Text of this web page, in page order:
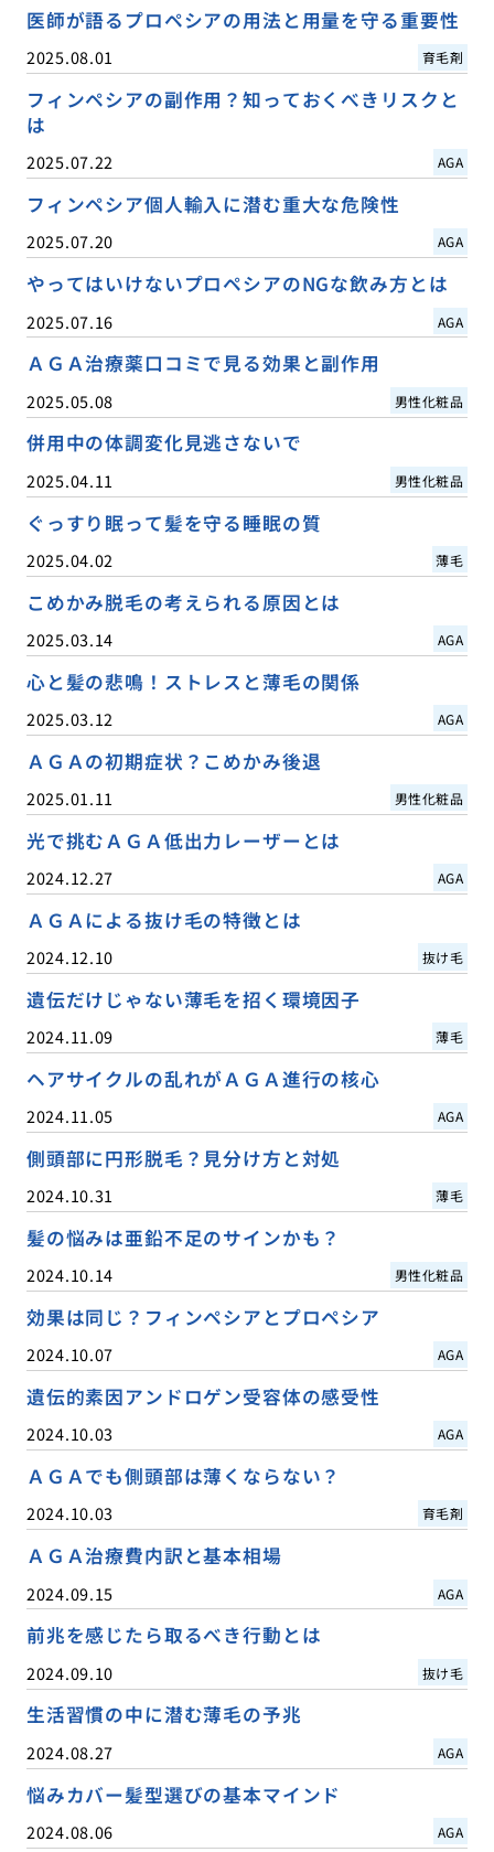
医師が語るプロペシアの用法と用量を守る重要性
2025.08.01 育毛剤
フィンペシアの副作用？知っておくべきリスクと
は
2025.07.22 AGA
フィンペシア個人輸入に潜む重大な危険性
2025.07.20 AGA
やってはいけないプロペシアのNGな飲み方とは
2025.07.16 AGA
ＡＧＡ治療薬口コミで見る効果と副作用
2025.05.08 男性化粧品
併用中の体調変化見逃さないで
2025.04.11 男性化粧品
ぐっすり眠って髪を守る睡眠の質
2025.04.02 薄毛
こめかみ脱毛の考えられる原因とは
2025.03.14 AGA
心と髪の悲鳴！ストレスと薄毛の関係
2025.03.12 AGA
ＡＧＡの初期症状？こめかみ後退
2025.01.11 男性化粧品
光で挑むＡＧＡ低出力レーザーとは
2024.12.27 AGA
ＡＧＡによる抜け毛の特徴とは
2024.12.10 抜け毛
遺伝だけじゃない薄毛を招く環境因子
2024.11.09 薄毛
ヘアサイクルの乱れがＡＧＡ進行の核心
2024.11.05 AGA
側頭部に円形脱毛？見分け方と対処
2024.10.31 薄毛
髪の悩みは亜鉛不足のサインかも？
2024.10.14 男性化粧品
効果は同じ？フィンペシアとプロペシア
2024.10.07 AGA
遺伝的素因アンドロゲン受容体の感受性
2024.10.03 AGA
ＡＧＡでも側頭部は薄くならない？
2024.10.03 育毛剤
ＡＧＡ治療費内訳と基本相場
2024.09.15 AGA
前兆を感じたら取るべき行動とは
2024.09.10 抜け毛
生活習慣の中に潜む薄毛の予兆
2024.08.27 AGA
悩みカバー髪型選びの基本マインド
2024.08.06 AGA